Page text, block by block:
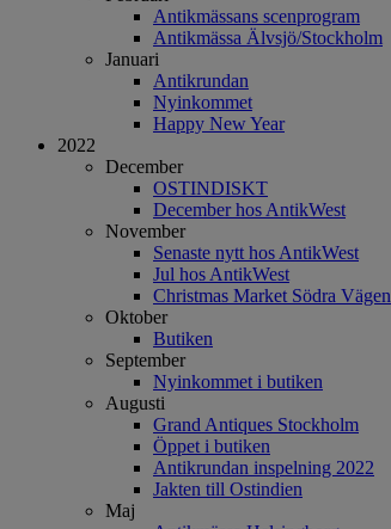
Antikmässans scenprogram
Antikmässa Älvsjö/Stockholm
Januari
Antikrundan
Nyinkommet
Happy New Year
2022
December
OSTINDISKT
December hos AntikWest
November
Senaste nytt hos AntikWest
Jul hos AntikWest
Christmas Market Södra Vägen
Oktober
Butiken
September
Nyinkommet i butiken
Augusti
Grand Antiques Stockholm
Öppet i butiken
Antikrundan inspelning 2022
Jakten till Ostindien
Maj